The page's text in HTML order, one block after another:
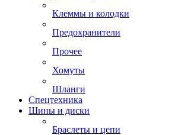
Клеммы и колодки
Предохранители
Прочее
Хомуты
Шланги
Спецтехника
Шины и диски
Браслеты и цепи